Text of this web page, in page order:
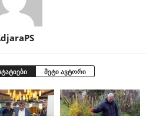
მეტი ავტორი